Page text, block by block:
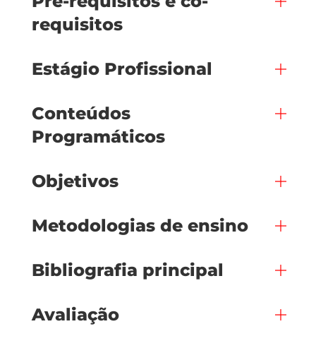
requisitos
Estágio Profissional
Conteúdos
Programáticos
Objetivos
Metodologias de ensino
Bibliografia principal
Avaliação